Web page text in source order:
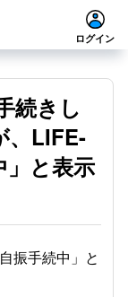
ログイン
続きし
、LIFE-
」と表示
振手続中」と